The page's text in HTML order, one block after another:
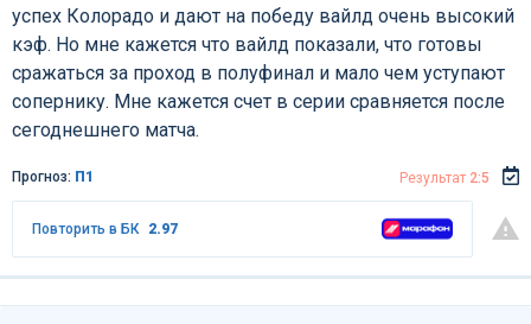
успех Колорадо и дают на победу вайлд очень высокий
кэф. Но мне кажется что вайлд показали, что готовы
сражаться за проход в полуфинал и мало чем уступают
сопернику. Мне кажется счет в серии сравняется после
сегоднешнего матча.
Прогноз: П1 Результат 2:5
Повторить в БК 2.97